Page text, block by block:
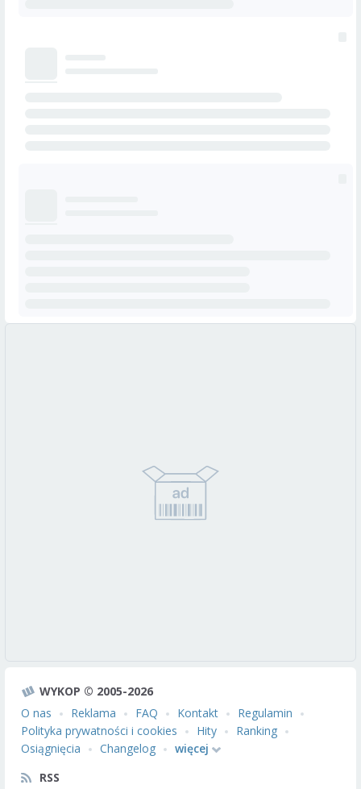
WYKOP © 2005-2026
O nas
Reklama FAQ Kontakt
Regulamin
Polityka prywatności i cookies
Hity
Ranking
Osiągnięcia
Changelog
więcej
RSS